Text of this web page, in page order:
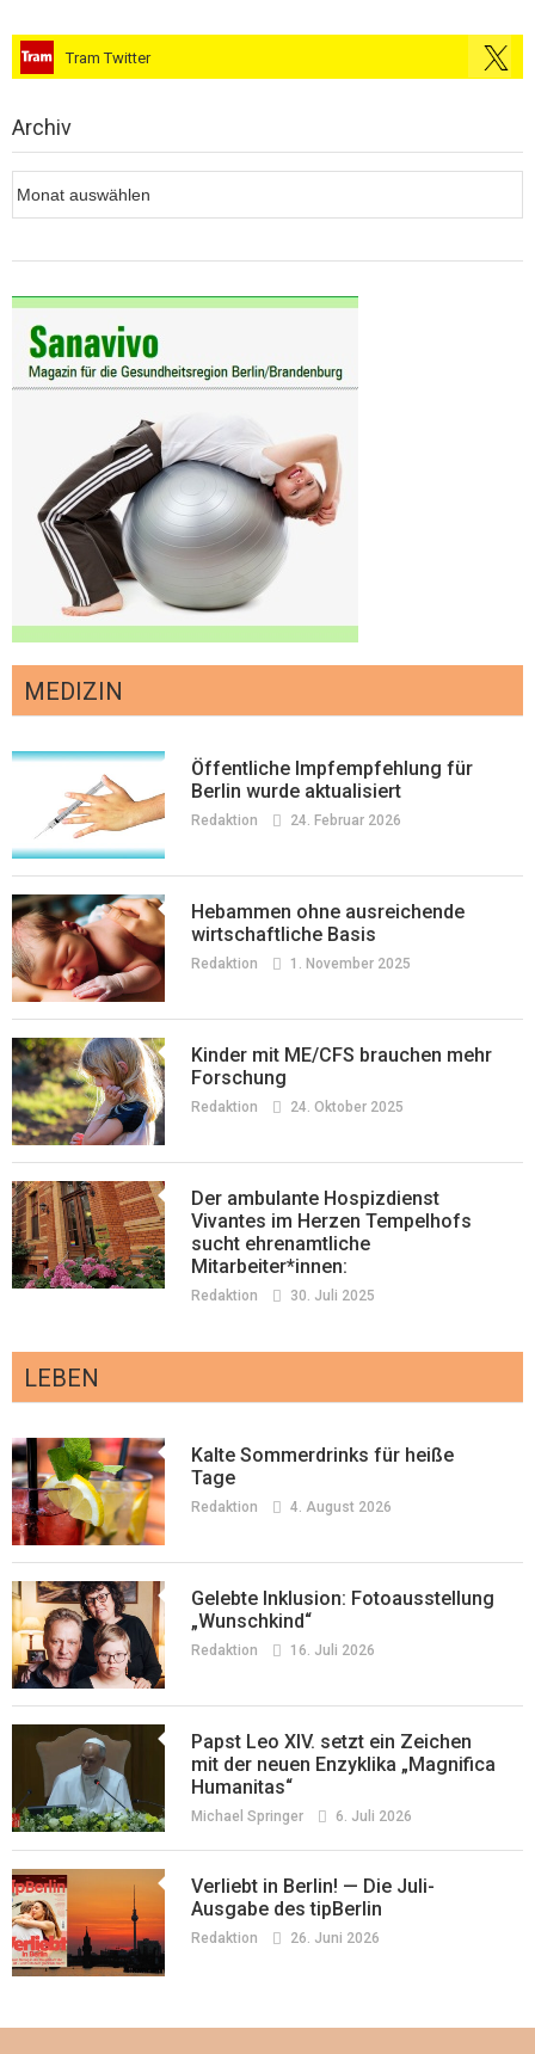
Tram Twitter
Archiv
MEDIZIN
Öffentliche Impfempfehlung für
Berlin wurde aktualisiert
Redaktion 24. Februar 2026
Hebammen ohne ausreichende
wirtschaftliche Basis
Redaktion 1. November 2025
Kinder mit ME/CFS brauchen mehr
Forschung
Redaktion 24. Oktober 2025
Der ambulante Hospizdienst
Vivantes im Herzen Tempelhofs
sucht ehrenamtliche
Mitarbeiter*innen:
Redaktion 30. Juli 2025
LEBEN
Kalte Sommerdrinks für heiße
Tage
Redaktion 4. August 2026
Gelebte Inklusion: Fotoausstellung
„Wunschkind“
Redaktion 16. Juli 2026
Papst Leo XIV. setzt ein Zeichen
mit der neuen Enzyklika „Magnifica
Humanitas“
Michael Springer 6. Juli 2026
Verliebt in Berlin! — Die Juli-
Ausgabe des tipBerlin
Redaktion 26. Juni 2026